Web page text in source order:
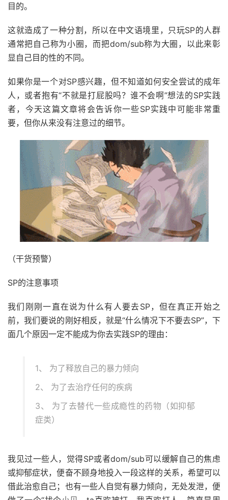
目的。
这就造成了一种分割，所以在中文语境里，只玩SP的人群
通常把自己称为小圈，而把dom/sub称为大圈，以此来彰
显自己目的性的不同。
如果你是一个对SP感兴趣，但不知道如何安全尝试的成年
人，或者抱有“不就是打屁股吗？谁不会啊”想法的SP实践
者，今天这篇文章将会告诉你一些SP实践中可能非常重
要，但你从来没有注意过的细节。
（干货预警）
SP的注意事项
我们刚刚一直在说为什么有人要去SP，但在真正开始之
前，我们要说的刚好相反，就是“什么情况下不要去SP”，下
面几个原因一定不能成为你去实践SP的理由：
1、 为了释放自己的暴力倾向
2、 为了去治疗任何的疾病
3、 为了去替代一些成瘾性的药物（如抑郁
症类）
我见过一些人，觉得SP或者dom/sub可以缓解自己的焦虑
或抑郁症状，便奋不顾身地投入一段这样的关系，希望可以
借此治愈自己；也有一些人自觉有暴力倾向，无处发泄，便